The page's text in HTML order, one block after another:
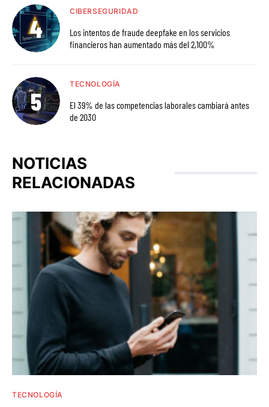
CIBERSEGURIDAD
Los intentos de fraude deepfake en los servicios
financieros han aumentado más del 2,100%
TECNOLOGÍA
El 39% de las competencias laborales cambiará antes
de 2030
NOTICIAS
RELACIONADAS
TECNOLOGÍA